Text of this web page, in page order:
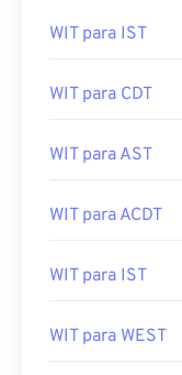
WIT para AWST
WIT para IST
WIT para CDT
WIT para AST
WIT para ACDT
WIT para IST